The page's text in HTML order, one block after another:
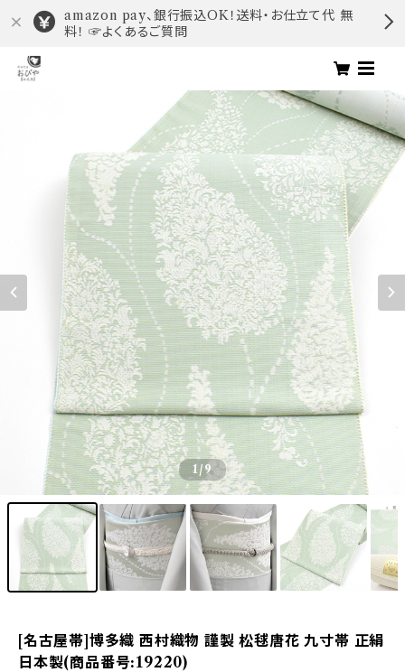
amazon pay、銀行振込OK！送料・お仕立て代 無
料！ ☞よくあるご質問
1/9
[名古屋帯]博多織 西村織物 謹製 松毬唐花 九寸帯 正絹
日本製(商品番号:19220)